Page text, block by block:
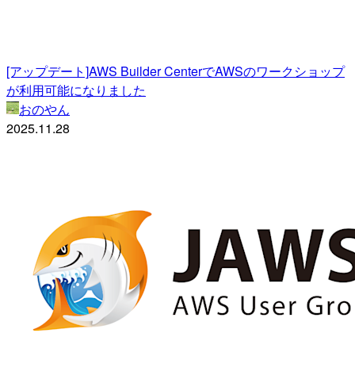
[アップデート]AWS Builder CenterでAWSのワークショップ
が利用可能になりました
おのやん
2025.11.28